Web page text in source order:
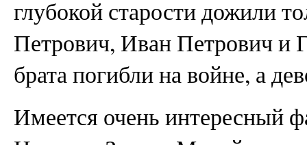
глубокой старости дожили
Петрович, Иван Петрович и
брата погибли на войне, а
Имеется очень интересный